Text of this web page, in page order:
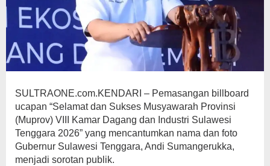
SULTRAONE.com.KENDARI – Pemasangan billboard
ucapan “Selamat dan Sukses Musyawarah Provinsi
(Muprov) VIII Kamar Dagang dan Industri Sulawesi
Tenggara 2026” yang mencantumkan nama dan foto
Gubernur Sulawesi Tenggara, Andi Sumangerukka,
menjadi sorotan publik.